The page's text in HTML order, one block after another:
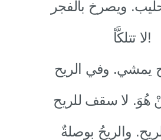
لا تتلكَّأ!
يمشي. وفي الريح
والريحُ بوصلةٌ